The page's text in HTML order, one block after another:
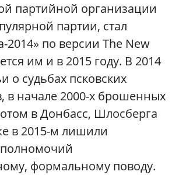
партийной организации
партии, стал
2014» по версии The New
им и в 2015 году. В 2014
о судьбах псковских
в начале 2000-х брошенных
в Донбасс, Шлосберга
в 2015-м лишили
полномочий
формальному поводу.